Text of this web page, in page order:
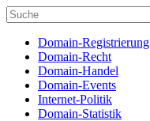
Domain-Registrierung
Domain-Recht
Domain-Handel
Domain-Events
Internet-Politik
Domain-Statistik